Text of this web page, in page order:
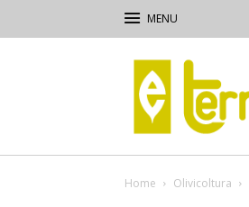
Terra
e
Vita
Home Olivicoltura